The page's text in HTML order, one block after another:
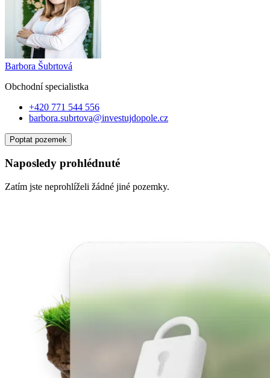
Barbora Šubrtová
Obchodní specialistka
+420 771 544 556
barbora.subrtova@investujdopole.cz
Poptat pozemek
Naposledy prohlédnuté
Zatím jste neprohlíželi žádné jiné pozemky.